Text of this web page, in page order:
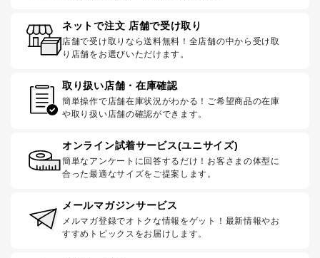
ネットで注文 店舗で受け取り
店舗で受け取りなら送料無料！全店舗の中から受け取
り店舗をお選びいただけます。
取り扱い店舗・在庫確認
簡単操作で店舗在庫状況がわかる！ご希望商品の在庫
や取り扱い店舗の確認ができます。
オンライン試着サービス(ユニサイズ)
簡単なアンケートに回答するだけ！お客さまの体型に
合った最適なサイズをご提案します。
メールマガジンサービス
メルマガ登録でオトクな情報をゲット！最新情報やお
すすめトピックスをお届けします。